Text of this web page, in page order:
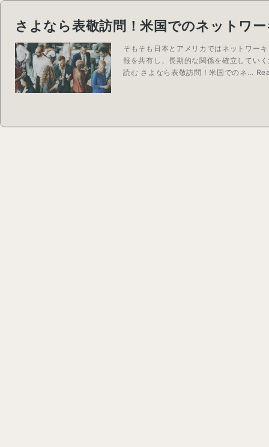
さよなら表敬訪問！米国でのネットワ
そもそも日本とアメリカではネットワー
報を共有し、長期的な関係を確立してい
読む さよなら表敬訪問！米国でのネ...